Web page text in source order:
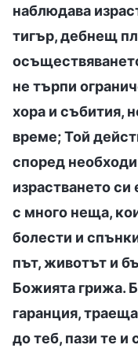
наблюдава
тигър, дебнещ
не търпи
хора и събития,
време; Той
според
израстването
с много неща,
болести и
път, животът и
Божията грижа.
гаранция,
до теб, пази те и